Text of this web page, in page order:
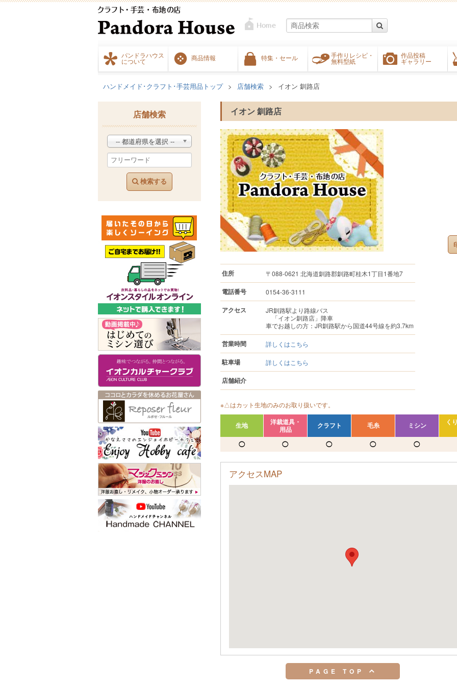
パンドラハウス
について
商品情報 特集・セール
手作りレシピ・
無料型紙
作品投稿
ギャラリー
ハンドメイド･クラフト･手芸用品トップ 店舗検索 イオン 釧路店
イオン 釧路店
住所 〒088-0621 北海道釧路郡釧路町桂木1丁目1番地7
電話番号 0154-36-3111
アクセス
JR釧路駅より路線バス
「イオン釧路店」降車
車でお越しの方：JR釧路駅から国道44号線を約3.7km
営業時間 詳しくはこちら
駐車場 詳しくはこちら
店舗紹介
※△はカット生地のみのお取り扱いです。
生地
洋裁道具・
用品
クラフト 毛糸 ミシン
く
◯
◯ ◯ ◯ ◯
アクセスMAP
店舗検索
-- 都道府県を選択 --
検索する
PAGE TOP